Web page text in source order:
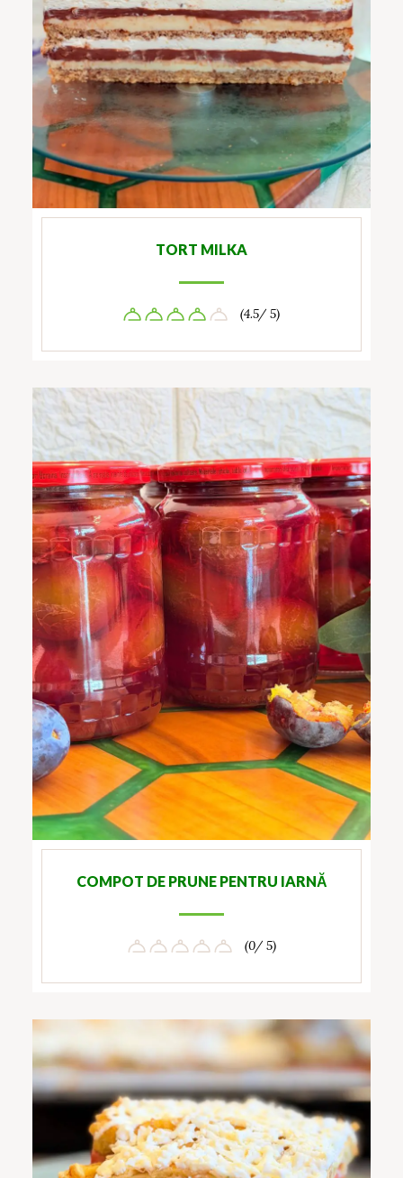
TORT MILKA
(4.5/ 5)
COMPOT DE PRUNE PENTRU IARNĂ
(0/ 5)